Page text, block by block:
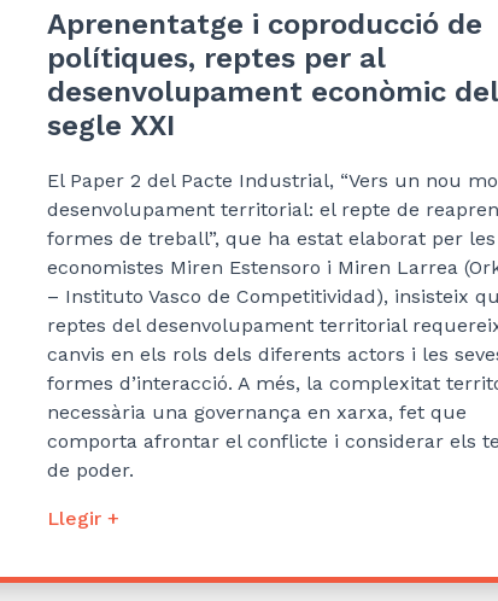
Aprenentatge i coproducció de
polítiques, reptes per al
desenvolupament econòmic del
segle XXI
El Paper 2 del Pacte Industrial, “Vers un nou
desenvolupament territorial: el repte de
formes de treball”, que ha estat elaborat per les
economistes Miren Estensoro i Miren Larrea
– Instituto Vasco de Competitividad), insisteix
reptes del desenvolupament territorial
canvis en els rols dels diferents actors i les
formes d’interacció. A més, la complexitat
necessària una governança en xarxa, fet que
comporta afrontar el conflicte i considerar els
de poder.
Llegir +